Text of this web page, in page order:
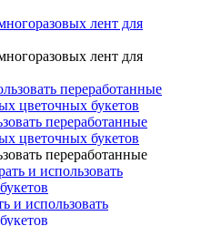
лент для
лент для
переработанные
цветочных букетов
переработанные
и использовать